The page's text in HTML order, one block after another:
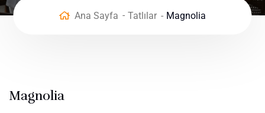
Ana Sayfa Tatlılar Magnolia
Magnolia